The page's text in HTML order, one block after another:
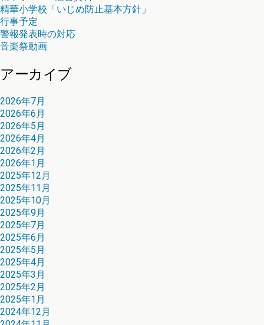
精華小学校「いじめ防止基本方針」
行事予定
警報発表時の対応
音楽祭動画
アーカイブ
2026年7月
2026年6月
2026年5月
2026年4月
2026年2月
2026年1月
2025年12月
2025年11月
2025年10月
2025年9月
2025年7月
2025年6月
2025年5月
2025年4月
2025年3月
2025年2月
2025年1月
2024年12月